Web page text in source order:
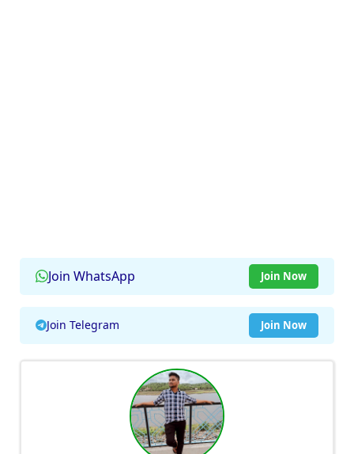
Join WhatsApp Join Now
Join Telegram Join Now